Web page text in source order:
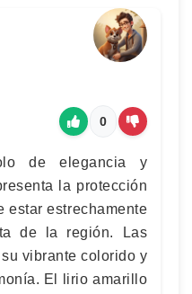
0
de elegancia y
la protección
estar estrechamente
de la región. Las
vibrante colorido y
El lirio amarillo